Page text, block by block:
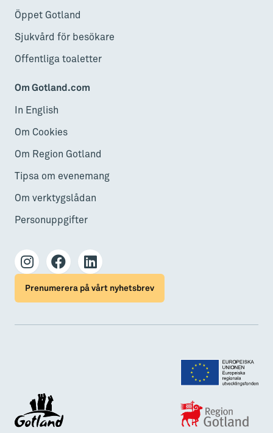
Öppet Gotland
Sjukvård för besökare
Offentliga toaletter
Om Gotland.com
In English
Om Cookies
Om Region Gotland
Tipsa om evenemang
Om verktygslådan
Personuppgifter
Prenumerera på vårt nyhetsbrev